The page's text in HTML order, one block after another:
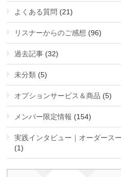
よくある質問 (21)
リスナーからのご感想 (96)
過去記事 (32)
未分類 (5)
オプションサービス＆商品 (5)
メンバー限定情報 (154)
実践インタビュー｜オーダース
(1)